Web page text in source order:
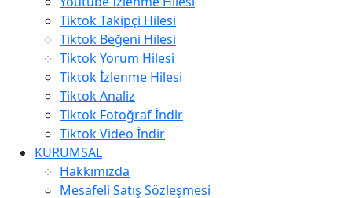
Tiktok Takipçi Hilesi
Tiktok Beğeni Hilesi
Tiktok Yorum Hilesi
Tiktok İzlenme Hilesi
Tiktok Analiz
Tiktok Fotoğraf İndir
Tiktok Video İndir
KURUMSAL
Hakkımızda
Mesafeli Satış Sözleşmesi